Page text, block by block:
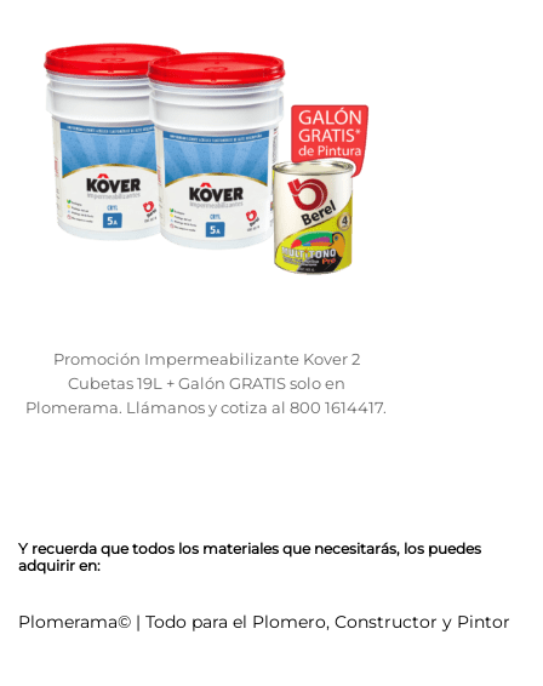
Promoción Impermeabilizante Kover 2
Cubetas 19L + Galón GRATIS solo en
Plomerama. Llámanos y cotiza al 800 1614417.
Y recuerda que todos los materiales que necesitarás, los puedes
adquirir en:
Plomerama© | Todo para el Plomero, Constructor y Pintor